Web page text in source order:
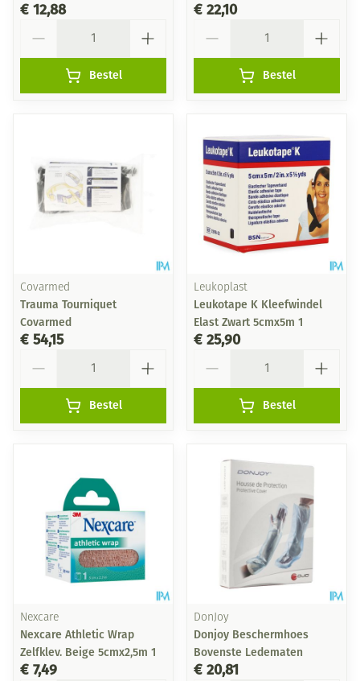
€ 12,88
Bestel
€ 22,10
Bestel
Covarmed
Trauma Tourniquet
Covarmed
€ 54,15
Bestel
Leukoplast
Leukotape K Kleefwindel
Elast Zwart 5cmx5m 1
€ 25,90
Bestel
Nexcare
Nexcare Athletic Wrap
Zelfklev. Beige 5cmx2,5m 1
€ 7,49
DonJoy
Donjoy Beschermhoes
Bovenste Ledematen
€ 20,81